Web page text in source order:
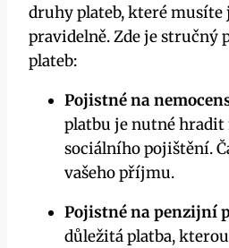
druhy plateb, které musíte
pravidelně. Zde je stručný
plateb:
Pojistné na
platbu je nutné hradit
sociálního pojištění.
vašeho příjmu.
Pojistné na penzijní
důležitá platba,